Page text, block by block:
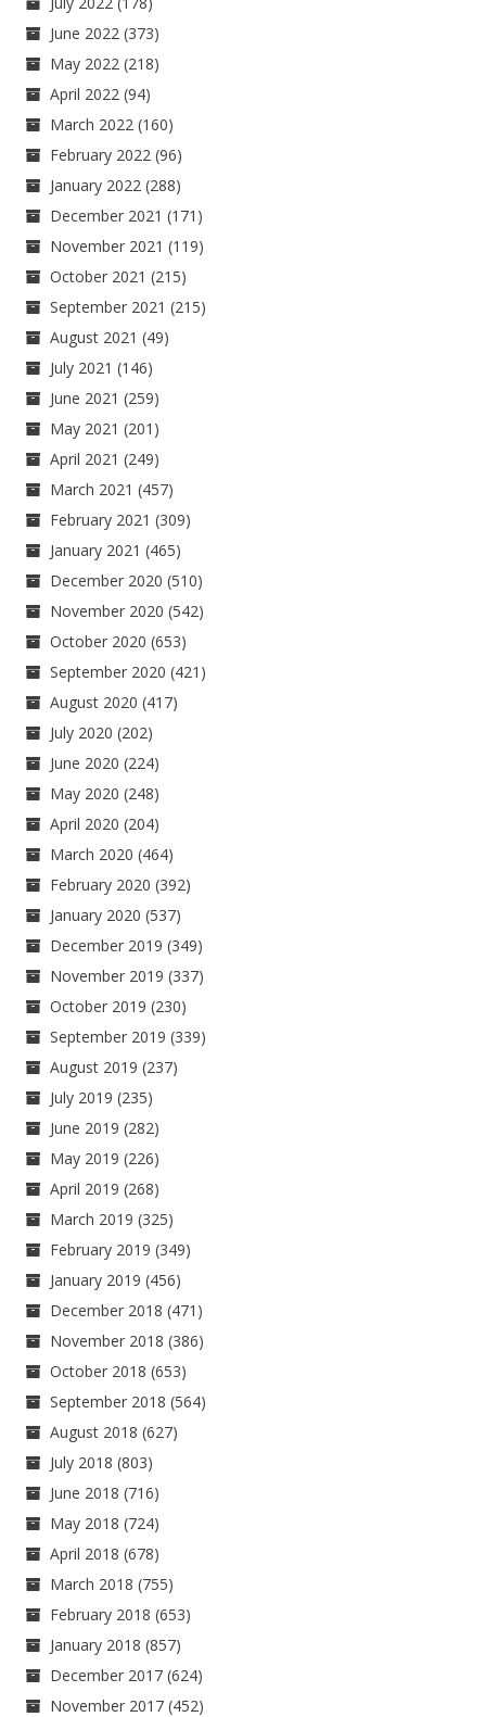
June 2022 (373)
May 2022 (218)
April 2022 (94)
March 2022 (160)
February 2022 (96)
January 2022 (288)
December 2021 (171)
November 2021 (119)
October 2021 (215)
September 2021 (215)
August 2021 (49)
July 2021 (146)
June 2021 (259)
May 2021 (201)
April 2021 (249)
March 2021 (457)
February 2021 (309)
January 2021 (465)
December 2020 (510)
November 2020 (542)
October 2020 (653)
September 2020 (421)
August 2020 (417)
July 2020 (202)
June 2020 (224)
May 2020 (248)
April 2020 (204)
March 2020 (464)
February 2020 (392)
January 2020 (537)
December 2019 (349)
November 2019 (337)
October 2019 (230)
September 2019 (339)
August 2019 (237)
July 2019 (235)
June 2019 (282)
May 2019 (226)
April 2019 (268)
March 2019 (325)
February 2019 (349)
January 2019 (456)
December 2018 (471)
November 2018 (386)
October 2018 (653)
September 2018 (564)
August 2018 (627)
July 2018 (803)
June 2018 (716)
May 2018 (724)
April 2018 (678)
March 2018 (755)
February 2018 (653)
January 2018 (857)
December 2017 (624)
November 2017 (452)